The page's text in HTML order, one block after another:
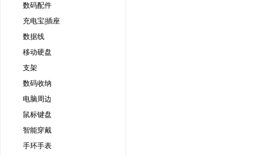
数码配件
充电宝|插座
数据线
移动硬盘
支架
数码收纳
电脑周边
鼠标键盘
智能穿戴
手环手表